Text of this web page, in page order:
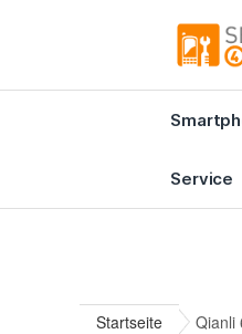
Service
Startseite Qianli